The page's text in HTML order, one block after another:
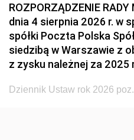
1932 1931
1929 1928
1926 1925
1923 1922
ROZPORZĄDZENIE
dnia 4 sierpnia 2026 r. w
spółki Poczta Polska
siedzibą w Warszawie z
z zysku należnej za 2025
Dziennik Ustaw rok 2026